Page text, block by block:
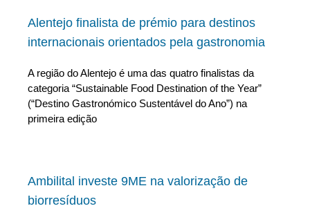
Alentejo finalista de prémio para destinos
internacionais orientados pela gastronomia
A região do Alentejo é uma das quatro finalistas da
categoria “Sustainable Food Destination of the Year”
(“Destino Gastronómico Sustentável do Ano”) na
primeira edição
Ambilital investe 9ME na valorização de
biorresíduos